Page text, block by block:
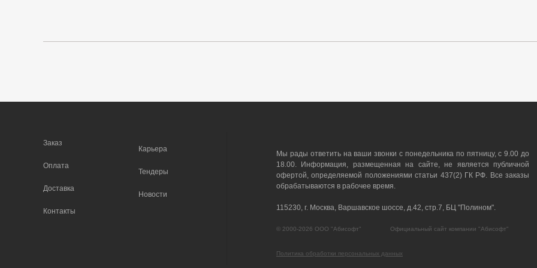
Заказ
Оплата
Доставка
Контакты
Карьера
Тендеры
Новости
Мы рады ответить на ваши звонки с понедельника по пятницу, с 9.00 до
18.00. Информация, размещенная на сайте, не является публичной
офертой, определяемой положениями статьи 437(2) ГК РФ. Все заказы
обрабатываются в рабочее время.
115230, г. Москва, Варшавское шоссе, д.42, стр.7, БЦ "Полином".
© 2000-2026 ООО "Абисофт" Официальный сайт компании "Абисофт"
Политика обработки персональных данных